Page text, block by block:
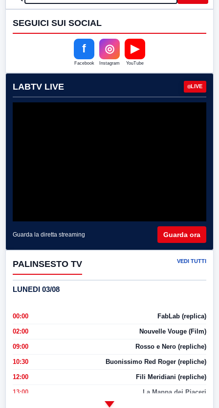
SEGUICI SUI SOCIAL
f
Facebook
◎
Instagram
▶
YouTube
LABTV LIVE LIVE
Guarda la diretta streaming Guarda ora
PALINSESTO TV VEDI TUTTI
LUNEDI 03/08
00:00 FabLab (replica)
02:00 Nouvelle Vouge (Film)
09:00 Rosso e Nero (repliche)
10:30 Buonissimo Red Roger (repliche)
12:00 Fili Meridiani (repliche)
13:00 La Mappa dei Piaceri